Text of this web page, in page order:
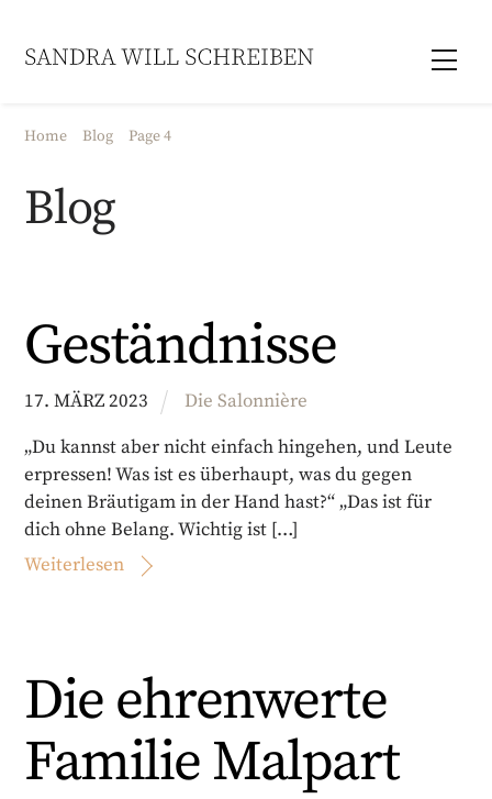
content
Home Blog Page 4
Blog
Geständnisse
17.MÄRZ 2023
Die Salonnière
„Du kannst aber nicht einfach hingehen, und Leute
erpressen! Was ist es überhaupt, was du gegen
deinen Bräutigam in der Hand hast?“ „Das ist für
dich ohne Belang. Wichtig ist […]
Weiterlesen
Die ehrenwerte
Familie Malpart